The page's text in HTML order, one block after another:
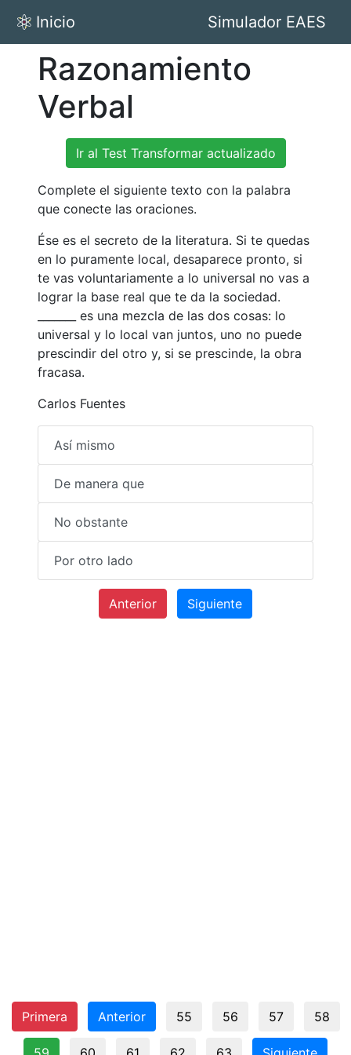
Inicio Simulador EAES
Razonamiento
Verbal
Ir al Test Transformar actualizado
Complete el siguiente texto con la palabra
que conecte las oraciones.
Ése es el secreto de la literatura. Si te quedas
en lo puramente local, desaparece pronto, si
te vas voluntariamente a lo universal no vas a
lograr la base real que te da la sociedad.
_______ es una mezcla de las dos cosas: lo
universal y lo local van juntos, uno no puede
prescindir del otro y, si se prescinde, la obra
fracasa.
Carlos Fuentes
Así mismo
De manera que
No obstante
Por otro lado
Anterior Siguiente
Primera Anterior 55 56 57 58